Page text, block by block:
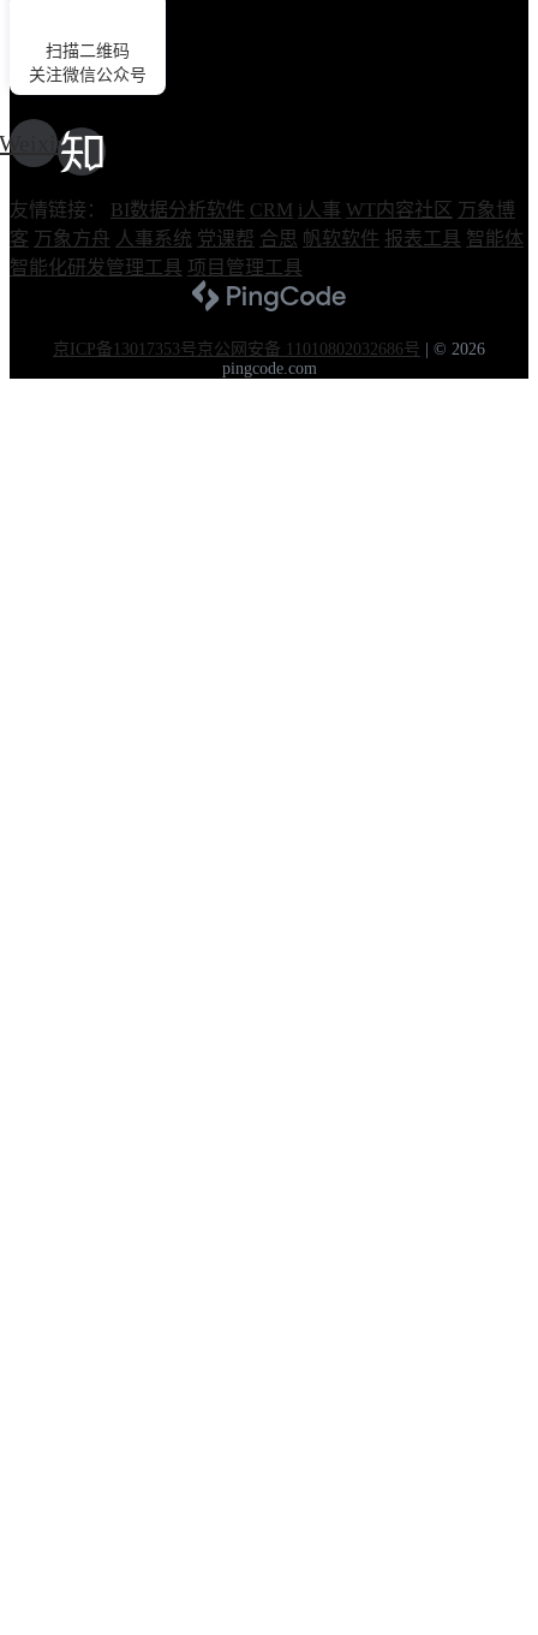
扫描二维码
关注微信公众号
Weixin
友情链接： BI数据分析软件 CRM i人事 WT内容社区 万象博
客 万象方舟 人事系统 党课帮 合思 帆软软件 报表工具 智能体
智能化研发管理工具 项目管理工具
京ICP备13017353号京公网安备 11010802032686号
© 2026
pingcode.com